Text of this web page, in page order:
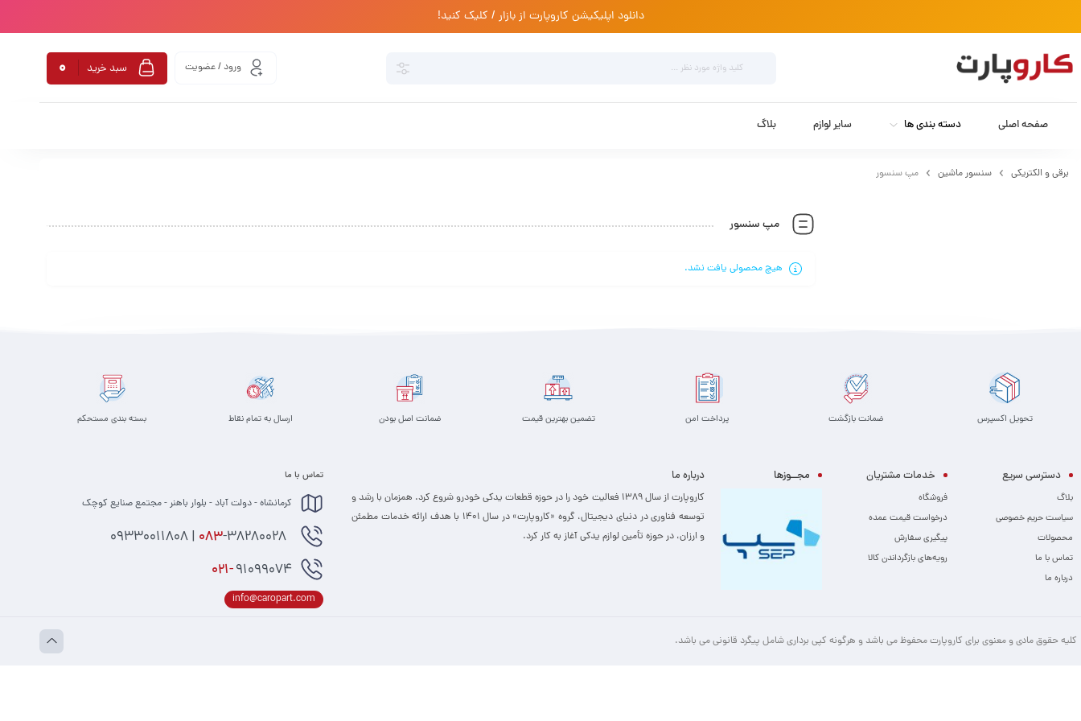
دانلود اپلیکیشن کاروپارت از بازار / کلیک کنید!
ورود / عضویت سبد خرید 0
صفحه اصلی دسته بندی ها سایر لوازم بلاگ
برقی و الکتریکی سنسور ماشین مپ سنسور
مپ سنسور
هیچ محصولی یافت نشد.
تحویل اکسپرس ضمانت بازگشت پرداخت امن تضمین بهترین قیمت ضمانت اصل بودن ارسال به تمام نقاط بسته بندی مستحکم
دسترسی سریع
بلاگ
سیاست حریم خصوصی
محصولات
تماس با ما
درباره ما
خدمات مشتریان
فروشگاه
درخواست قیمت عمده
پیگیری سفارش
رویه‌های بازگرداندن کالا
مجــوزها درباره ما
کاروپارت از سال ۱۳۸۹ فعالیت خود را در حوزه قطعات یدکی خودرو شروع کرد. همزمان با رشد و
توسعه فناوری در دنیای دیجیتال، گروه «کاروپارت» در سال ۱۴۰۱ با هدف ارائه خدمات مطمئن
و ارزان، ­در حوزه تأمین لوازم یدکی آغاز به کار کرد.
تماس با ما
کرمانشاه - دولت آباد - بلوار باهنر - مجتمع صنایع کوچک
-38280028 | 09330011808
021-91099074
info@caropart.com
کلیه حقوق مادی و معنوی برای کاروپارت محفوظ می باشد و هرگونه کپی برداری شامل پیگرد قانونی می باشد.